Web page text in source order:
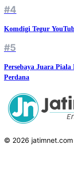
#4
Komdigi Tegur
#5
Persebaya Juara
Perdana
© 2026 jatimnet.com